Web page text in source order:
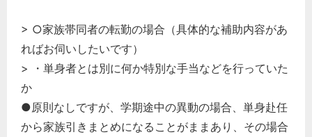
> ○家族帯同者の転勤の場合（具体的な補助内容があ
ればお伺いしたいです）
> ・単身者とは別に何か特別な手当などを行っていた
か
●原則なしですが、学期途中の異動の場合、単身赴任
から家族引きまとめになることがままあり、その場合